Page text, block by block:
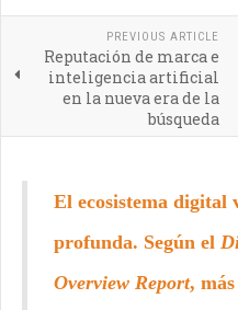
PREVIOUS ARTICLE
Reputación de marca e
inteligencia artificial
en la nueva era de la
búsqueda
El ecosistema digital
profunda. Según el
Overview Report,